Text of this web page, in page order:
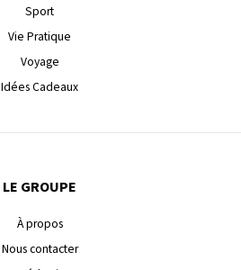
Sport
Vie Pratique
Voyage
Idées Cadeaux
LE GROUPE
À propos
Nous contacter